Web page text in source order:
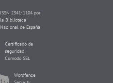
ISSN 2341-1104 por
la Biblioteca
Nacional de España
Certificado de
seguridad
Comodo SSL
Wordfence